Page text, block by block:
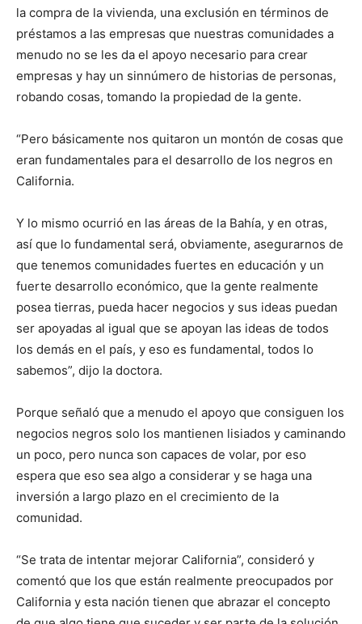
la compra de la vivienda, una exclusión en términos de
préstamos a las empresas que nuestras comunidades a
menudo no se les da el apoyo necesario para crear
empresas y hay un sinnúmero de historias de personas,
robando cosas, tomando la propiedad de la gente.
“Pero básicamente nos quitaron un montón de cosas que
eran fundamentales para el desarrollo de los negros en
California.
Y lo mismo ocurrió en las áreas de la Bahía, y en otras,
así que lo fundamental será, obviamente, asegurarnos de
que tenemos comunidades fuertes en educación y un
fuerte desarrollo económico, que la gente realmente
posea tierras, pueda hacer negocios y sus ideas puedan
ser apoyadas al igual que se apoyan las ideas de todos
los demás en el país, y eso es fundamental, todos lo
sabemos”, dijo la doctora.
Porque señaló que a menudo el apoyo que consiguen los
negocios negros solo los mantienen lisiados y caminando
un poco, pero nunca son capaces de volar, por eso
espera que eso sea algo a considerar y se haga una
inversión a largo plazo en el crecimiento de la
comunidad.
“Se trata de intentar mejorar California”, consideró y
comentó que los que están realmente preocupados por
California y esta nación tienen que abrazar el concepto